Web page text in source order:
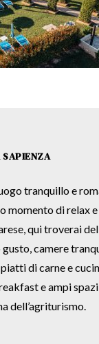
tranquillo e
momento di relax
qui troverai
camere
di carne e
e ampi
dell’agriturismo.